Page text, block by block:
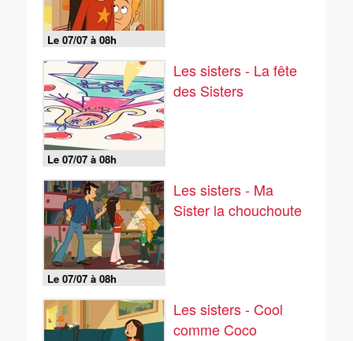
Le 07/07 à 08h
Le 07/07 à 08h
Les sisters - La fête
des Sisters
Le 07/07 à 08h
Les sisters - Ma
Sister la chouchoute
Les sisters - Cool
comme Coco